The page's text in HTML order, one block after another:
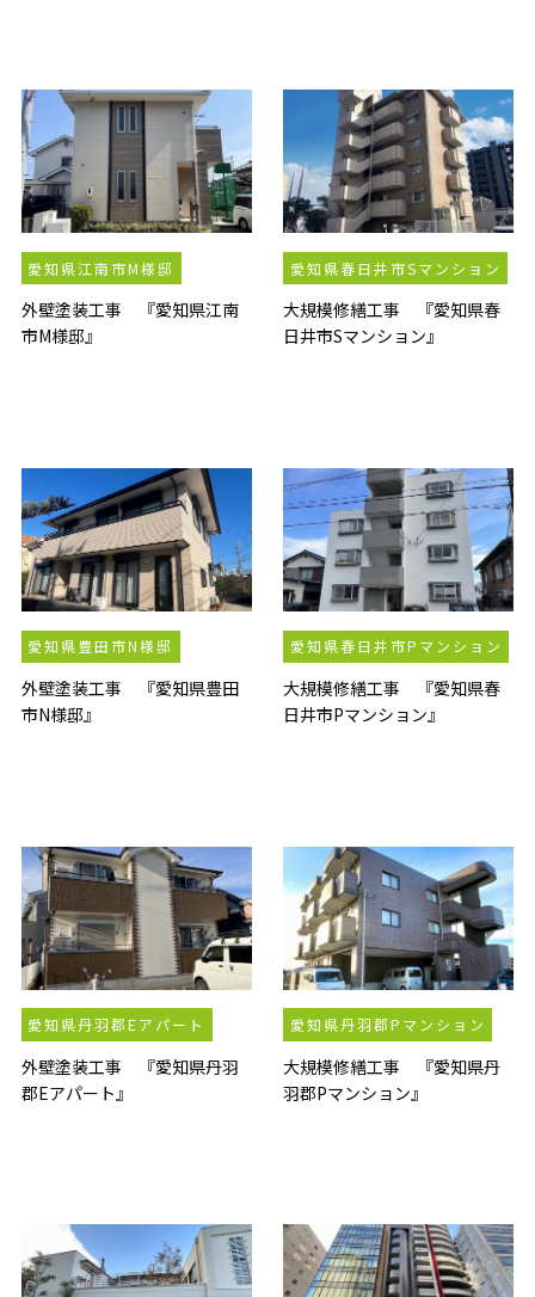
愛知県江南市M様邸
外壁塗装工事 『愛知県江南
市M様邸』
愛知県春日井市Sマンション
大規模修繕工事 『愛知県春
日井市Sマンション』
愛知県豊田市N様邸
外壁塗装工事 『愛知県豊田
市N様邸』
愛知県春日井市Pマンション
大規模修繕工事 『愛知県春
日井市Pマンション』
愛知県丹羽郡Eアパート
外壁塗装工事 『愛知県丹羽
郡Eアパート』
愛知県丹羽郡Pマンション
大規模修繕工事 『愛知県丹
羽郡Pマンション』